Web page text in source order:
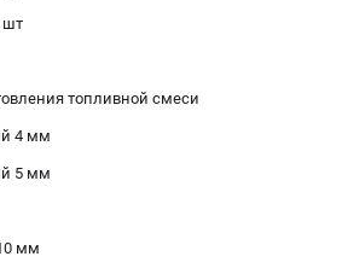
шт
топливной смеси
4 мм
5 мм
мм